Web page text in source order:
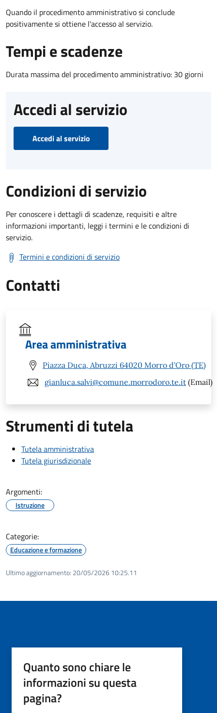
Quando il procedimento amministrativo si conclude
positivamente si ottiene l'accesso al servizio.
Tempi e scadenze
Durata massima del procedimento amministrativo: 30 giorni
Accedi al servizio
Accedi al servizio
Condizioni di servizio
Per conoscere i dettagli di scadenze, requisiti e altre
informazioni importanti, leggi i termini e le condizioni di
servizio.
Termini e condizioni di servizio
Contatti
Area amministrativa
Piazza Duca, Abruzzi 64020 Morro d'Oro (TE)
gianluca.salvi@comune.morrodoro.te.it (Email)
Strumenti di tutela
Tutela amministrativa
Tutela giurisdizionale
Argomenti:
Istruzione
Categorie:
Educazione e formazione
Ultimo aggiornamento: 20/05/2026 10:25.11
Quanto sono chiare le
informazioni su questa
pagina?